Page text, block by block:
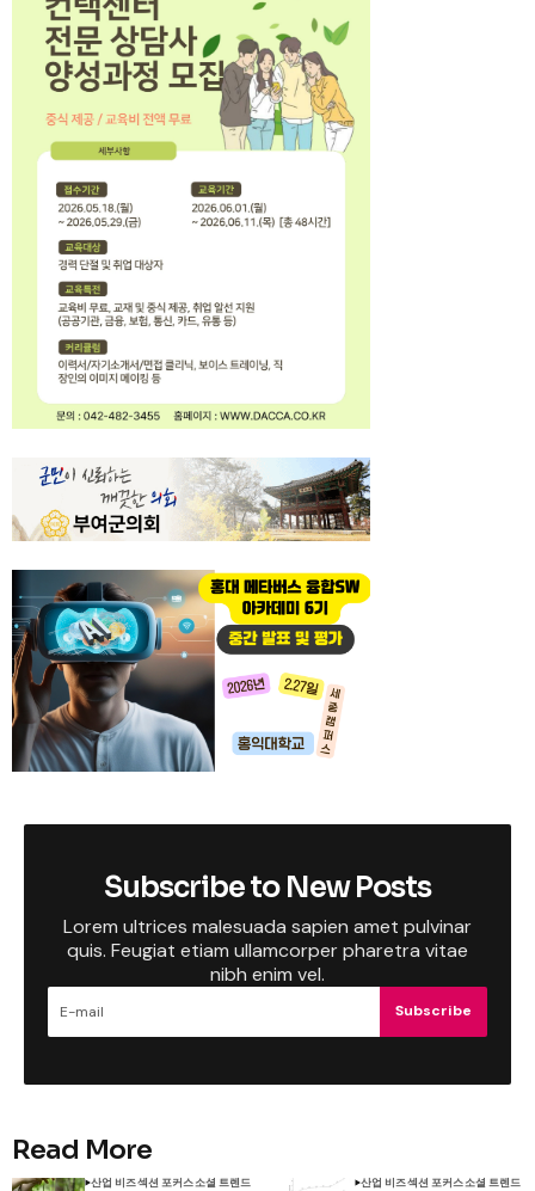
Subscribe to New Posts
Lorem ultrices malesuada sapien amet pulvinar
quis. Feugiat etiam ullamcorper pharetra vitae
nibh enim vel.
Subscribe
Read More
산업 비즈섹션 포커스소셜 트렌드 산업 비즈섹션 포커스소셜 트렌드